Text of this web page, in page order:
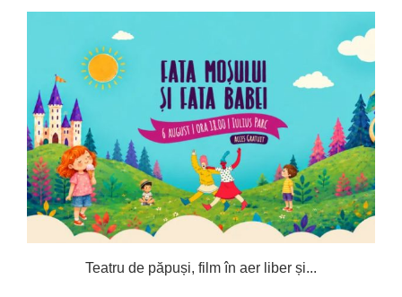
Teatru de păpuși, film în aer liber și...